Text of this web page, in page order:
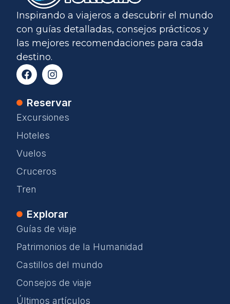
Inspirando a viajeros a descubrir el mundo
con guías detalladas, consejos prácticos y
las mejores recomendaciones para cada
destino.
Reservar
Excursiones
Hoteles
Vuelos
Cruceros
Tren
Explorar
Guías de viaje
Patrimonios de la Humanidad
Castillos del mundo
Consejos de viaje
Últimos artículos